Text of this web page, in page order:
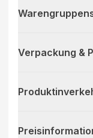
Verpackung &